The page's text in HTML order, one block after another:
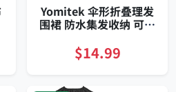
Yomitek 伞形折叠理发
围裙 防水集发收纳 可调
款
$14.99